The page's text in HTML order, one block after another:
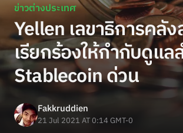
ข่าวต่างประเทศ
Yellen เลขาธิการคลั
เรียกร้องให้กำกับดูแ
Stablecoin ด่วน
Fakkruddien
21 Jul 2021 AT 0:14 GMT-0